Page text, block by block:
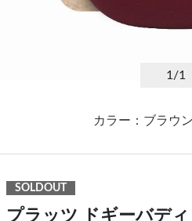
1/1
カラー：ブラウン
SOLDOUT
プラッツ ドギーバデ